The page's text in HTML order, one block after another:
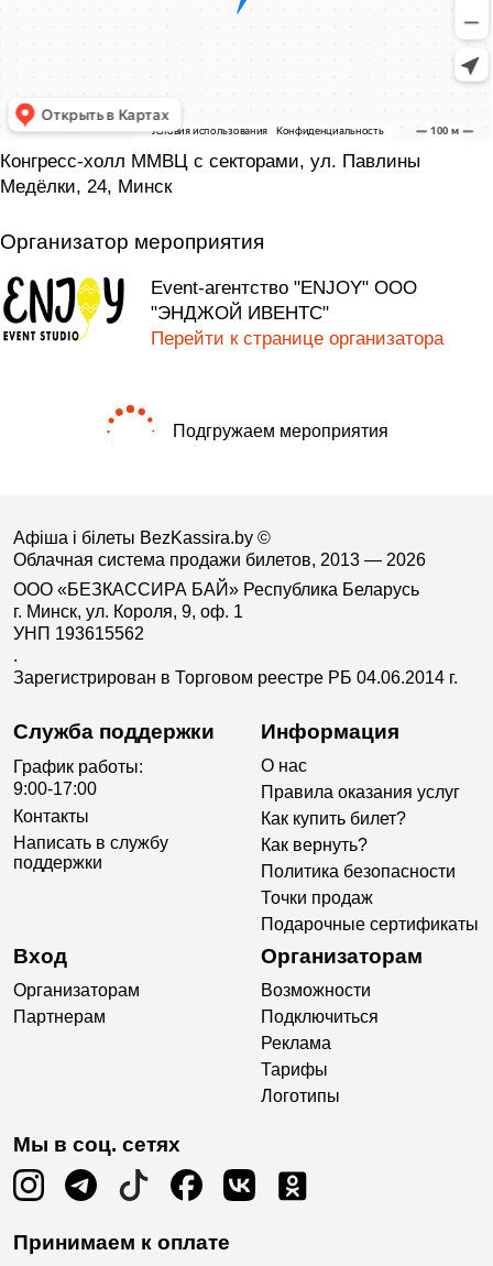
Конгресс-холл ММВЦ с секторами, ул. Павлины
Медёлки, 24, Минск
Организатор мероприятия
Event-агентство "ENJOY" ООО
"ЭНДЖОЙ ИВЕНТС"
Перейти к странице организатора
Подгружаем мероприятия
Афіша і білеты BezKassira.by ©
Облачная система продажи билетов, 2013 — 2026
ООО «БЕЗКАССИРА БАЙ» Республика Беларусь
г. Минск, ул. Короля, 9, оф. 1
УНП 193615562
.
Зарегистрирован в Торговом реестре РБ 04.06.2014 г.
Служба поддержки
График работы:
9:00-17:00
Контакты
Написать в службу
поддержки
Информация
О нас
Правила оказания услуг
Как купить билет?
Как вернуть?
Политика безопасности
Точки продаж
Подарочные сертификаты
Вход
Организаторам
Партнерам
Организаторам
Возможности
Подключиться
Реклама
Тарифы
Логотипы
Мы в соц. сетях
Принимаем к оплате